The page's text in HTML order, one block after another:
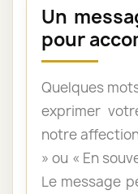
Un
pour
Quelques
exprimer
notre
» ou « En
Le message